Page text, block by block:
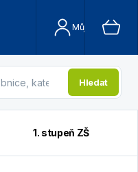
Můj účet
Hledat
1. stupeň ZŠ